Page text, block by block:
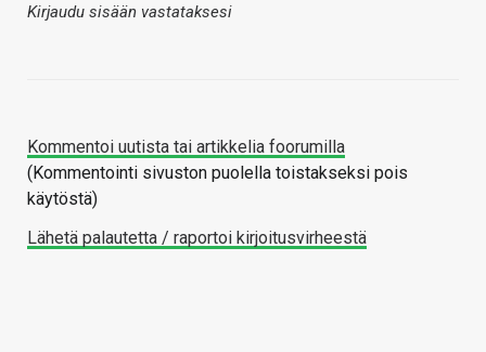
Kirjaudu sisään vastataksesi
Kommentoi uutista tai artikkelia foorumilla
(Kommentointi sivuston puolella toistakseksi pois
käytöstä)
Lähetä palautetta / raportoi kirjoitusvirheestä